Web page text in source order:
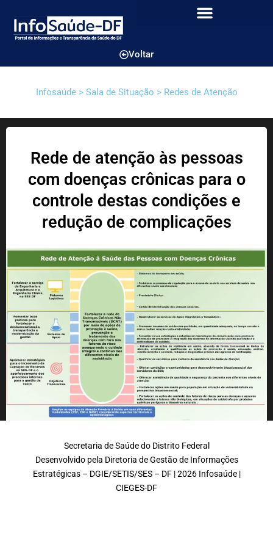
Voltar
Infosaúde > Sala de Situação > Redes de Atenção
Rede de atenção às pessoas
com doenças crônicas para o
controle destas condições e
redução de complicações
Secretaria de Saúde do Distrito Federal
Desenvolvido pela Diretoria de Gestão de Informações
Estratégicas – DGIE/SETIS/SES – DF | 2026 Infosaúde |
CIEGES-DF